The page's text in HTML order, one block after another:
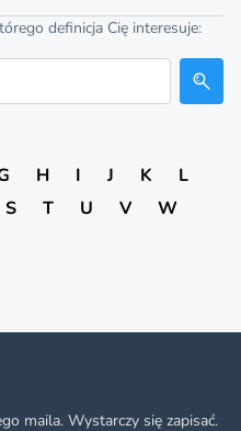
definicja Cię interesuje:
H I J K
L
S T U V
W
maila. Wystarczy się zapisać.